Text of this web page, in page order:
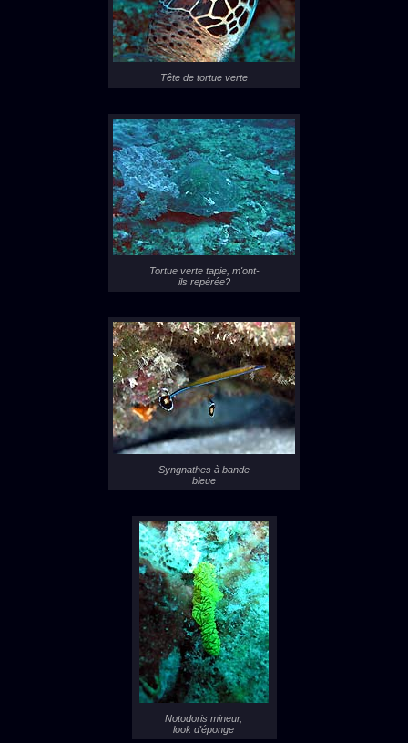
Tête de tortue verte
Tortue verte tapie, m'ont-
ils repérée?
Syngnathes à bande
bleue
Notodoris mineur,
look d'éponge